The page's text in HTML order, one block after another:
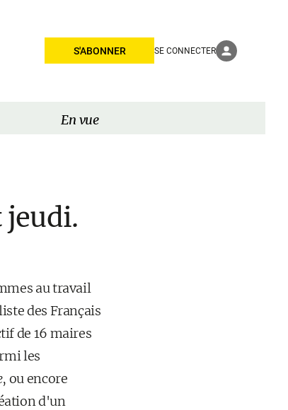
S'ABONNER SE CONNECTER
En vue
jeudi.
au travail
des Français
de 16 maires
les
, ou encore
d'un